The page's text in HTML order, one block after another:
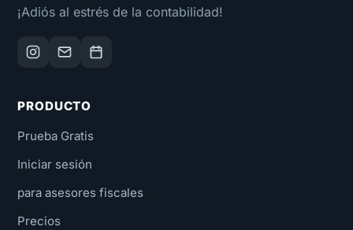
¡Adiós al estrés de la contabilidad!
PRODUCTO
Prueba Gratis
Iniciar sesión
para asesores fiscales
Precios